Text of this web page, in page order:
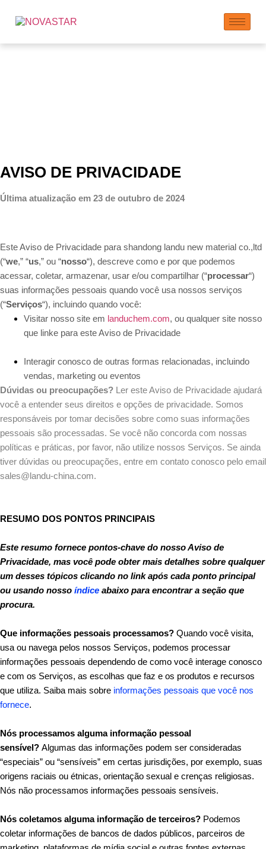
AVISO DE PRIVACIDADE
Última atualização em 23 de outubro de 2024
Este Aviso de Privacidade para shandong landu new material co.,ltd
(“we,” “us,” ou “nosso“), descreve como e por que podemos
acessar, coletar, armazenar, usar e/ou compartilhar (“processar“)
suas informações pessoais quando você usa nossos serviços
(“Serviços“), incluindo quando você:
Visitar nosso site em landuchem.com, ou qualquer site nosso
que linke para este Aviso de Privacidade
Interagir conosco de outras formas relacionadas, incluindo
vendas, marketing ou eventos
Dúvidas ou preocupações? Ler este Aviso de Privacidade ajudará
você a entender seus direitos e opções de privacidade. Somos
responsáveis por tomar decisões sobre como suas informações
pessoais são processadas. Se você não concorda com nossas
políticas e práticas, por favor, não utilize nossos Serviços. Se ainda
tiver dúvidas ou preocupações, entre em contato conosco pelo email
sales@landu-china.com.
RESUMO DOS PONTOS PRINCIPAIS
Este resumo fornece pontos-chave do nosso Aviso de
Privacidade, mas você pode obter mais detalhes sobre qualquer
um desses tópicos clicando no link após cada ponto principal
ou usando nosso índice abaixo para encontrar a seção que
procura.
Que informações pessoais processamos? Quando você visita,
usa ou navega pelos nossos Serviços, podemos processar
informações pessoais dependendo de como você interage conosco
e com os Serviços, as escolhas que faz e os produtos e recursos
que utiliza. Saiba mais sobre informações pessoais que você nos
fornece.
Nós processamos alguma informação pessoal
sensível? Algumas das informações podem ser consideradas
“especiais” ou “sensíveis” em certas jurisdições, por exemplo, suas
origens raciais ou étnicas, orientação sexual e crenças religiosas.
Nós não processamos informações pessoais sensíveis.
Nós coletamos alguma informação de terceiros? Podemos
coletar informações de bancos de dados públicos, parceiros de